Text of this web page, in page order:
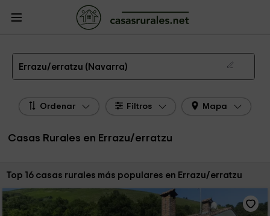
Casas Rurales
Errazu/erratzu
Las 16 mejores casas rurales en Errazu/erratzu de 2026
Errazu/erratzu (Navarra)
Ordenar Filtros Mapa
Casas Rurales en Errazu/erratzu
Ordenar por:
Top 16 casas rurales más populares en Errazu/erratzu